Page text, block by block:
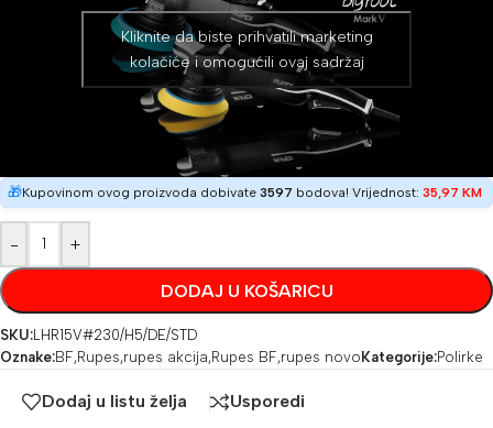
Kliknite da biste prihvatili marketing
kolačiće i omogućili ovaj sadržaj
🎁Kupovinom ovog proizvoda dobivate 3597 bodova! Vrijednost: 35,97 KM
- +
DODAJ U KOŠARICU
SKU:LHR15V#230/H5/DE/STD
Oznake:BF,Rupes,rupes akcija,Rupes BF,rupes novo Kategorije:Polirke
Dodaj u listu želja Usporedi